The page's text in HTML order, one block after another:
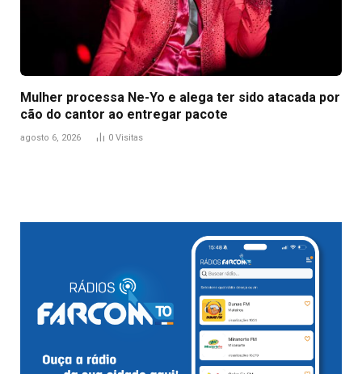
Mulher processa Ne-Yo e alega ter sido atacada por
cão do cantor ao entregar pacote
agosto 6, 2026 0 Visitas